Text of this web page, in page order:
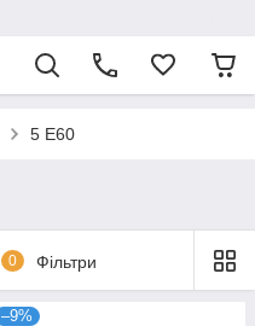
5 E60
0 Фільтри
–9%